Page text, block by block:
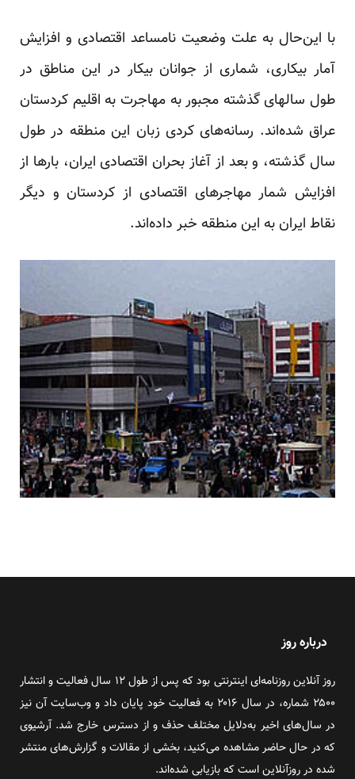
با این‌حال به علت وضعیت نا‌مساعد اقتصادی و افزایش
آمار بیکاری، شماری از جوانان بیکار در این مناطق در
طول سالهای گذشته مجبور به مهاجرت به اقلیم کردستان
عراق شده‌اند. رسانه‌های کردی زبان این منطقه در طول
سال گذشته، و بعد از آغاز بحران اقتصادی ایران، بار‌ها از
افزایش شمار مهاجرهای اقتصادی از کردستان و دیگر
نقاط ایران به این منطقه خبر داده‌اند.
درباره روز
روز آنلاین روزنامه‌ای اینترنتی بود که پس از طول ۱۲ سال فعالیت و انتشار
۲۵۰۰ شماره، در سال ۲۰۱۶ به فعالیت خود پایان داد و وب‌سایت آن نیز
در سال‌های اخیر به‌دلایل مختلف حذف و از دسترس خارج شد. آرشیوی
که در حال حاضر مشاهده می‌کنید، بخشی از مقالات و گزارش‌های منتشر
شده در روزآنلاین است که بازیابی شده‌اند.